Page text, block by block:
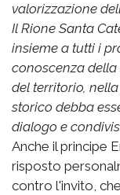
valorizzazione
Il Rione Santa
insieme a tutti i
conoscenza
del territorio,
storico debba
dialogo e
Anche il principe
risposto
contro l'invito,